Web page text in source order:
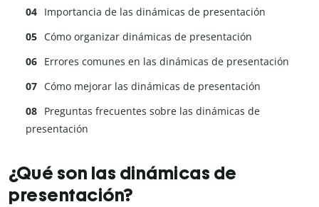
Importancia de las dinámicas de presentación
Cómo organizar dinámicas de presentación
Errores comunes en las dinámicas de presentación
Cómo mejorar las dinámicas de presentación
Preguntas frecuentes sobre las dinámicas de
presentación
¿Qué son las dinámicas de
presentación?